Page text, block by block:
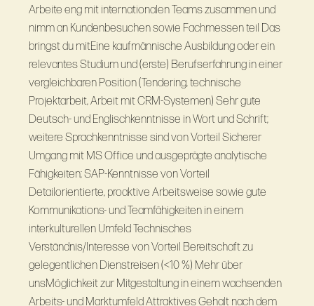
Arbeite eng mit internationalen Teams zusammen und
nimm an Kundenbesuchen sowie Fachmessen teil Das
bringst du mitEine kaufmännische Ausbildung oder ein
relevantes Studium und (erste) Berufserfahrung in einer
vergleichbaren Position (Tendering, technische
Projektarbeit, Arbeit mit CRM-Systemen) Sehr gute
Deutsch- und Englischkenntnisse in Wort und Schrift;
weitere Sprachkenntnisse sind von Vorteil Sicherer
Umgang mit MS Office und ausgeprägte analytische
Fähigkeiten; SAP-Kenntnisse von Vorteil
Detailorientierte, proaktive Arbeitsweise sowie gute
Kommunikations- und Teamfähigkeiten in einem
interkulturellen Umfeld Technisches
Verständnis/Interesse von Vorteil Bereitschaft zu
gelegentlichen Dienstreisen (<10 %) Mehr über
unsMöglichkeit zur Mitgestaltung in einem wachsenden
Arbeits- und Marktumfeld Attraktives Gehalt nach dem